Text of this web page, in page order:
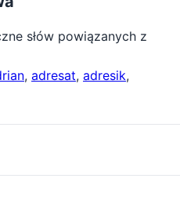
słów powiązanych z
, adresat, adresik,